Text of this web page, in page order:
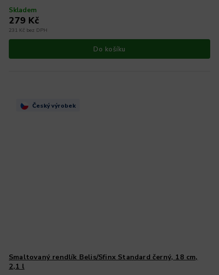
Skladem
231 Kč bez DPH
279 Kč
Do košíku
Český výrobek
Smaltovaný rendlík Belis/Sfinx Standard černý, 18 cm,
2,1 l